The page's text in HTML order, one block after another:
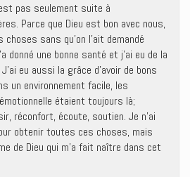
pas seulement suite à
Parce que Dieu est bon avec nous,
choses sans qu’on l’ait demandé
donné une bonne santé et j’ai eu de la
eu aussi la grâce d’avoir de bons
un environnement facile, les
étaient toujours là;
réconfort, écoute, soutien. Je n’ai
obtenir toutes ces choses, mais
de Dieu qui m’a fait naître dans cet